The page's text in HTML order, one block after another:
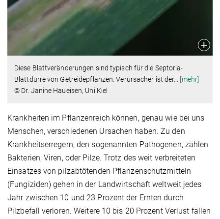
Diese Blattveränderungen sind typisch für die Septoria-
Blattdürre von Getreidepflanzen. Verursacher ist der… [mehr]
© Dr. Janine Haueisen, Uni Kiel
Krankheiten im Pflanzenreich können, genau wie bei uns
Menschen, verschiedenen Ursachen haben. Zu den
Krankheitserregern, den sogenannten Pathogenen, zählen
Bakterien, Viren, oder Pilze. Trotz des weit verbreiteten
Einsatzes von pilzabtötenden Pflanzenschutzmitteln
(Fungiziden) gehen in der Landwirtschaft weltweit jedes
Jahr zwischen 10 und 23 Prozent der Ernten durch
Pilzbefall verloren. Weitere 10 bis 20 Prozent Verlust fallen